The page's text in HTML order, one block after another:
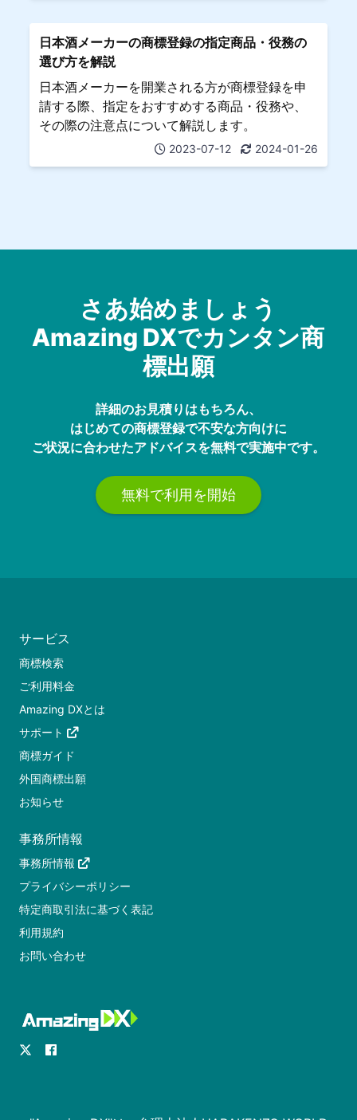
日本酒メーカーの商標登録の指定商品・役務の
選び方を解説
日本酒メーカーを開業される方が商標登録を申
請する際、指定をおすすめする商品・役務や、
その際の注意点について解説します。
2023-07-12 2024-01-26
さあ始めましょう
Amazing DXでカンタン商
標出願
詳細のお見積りはもちろん、
はじめての商標登録で不安な方向けに
ご状況に合わせたアドバイスを無料で実施中です。
無料で利用を開始
サービス
商標検索
ご利用料金
Amazing DXとは
サポート
商標ガイド
外国商標出願
お知らせ
事務所情報
事務所情報
プライバシーポリシー
特定商取引法に基づく表記
利用規約
お問い合わせ